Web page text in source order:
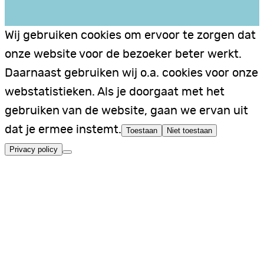
Wij gebruiken cookies om ervoor te zorgen dat
onze website voor de bezoeker beter werkt.
Daarnaast gebruiken wij o.a. cookies voor onze
webstatistieken. Als je doorgaat met het
gebruiken van de website, gaan we ervan uit
dat je ermee instemt. Toestaan Niet toestaan
Privacy policy